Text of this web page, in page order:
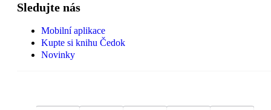
Sledujte nás
Mobilní aplikace
Kupte si knihu Čedok
Novinky